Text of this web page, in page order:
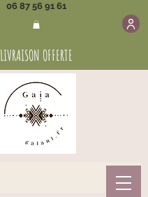
06 87 56 91 61
LIVRAISON OFFERTE